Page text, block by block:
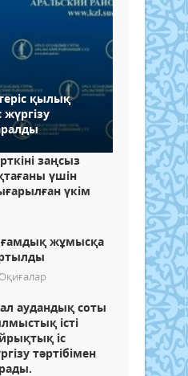
қылық
заңсыз
үшін
үкім
жұмысқа
Оқиғалар
аудандық соты
істі
іс
тәртібімен